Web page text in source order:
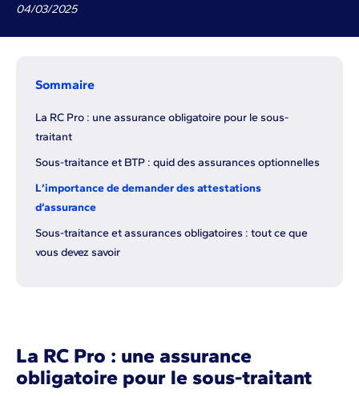
04/03/2025
Sommaire
La RC Pro : une assurance obligatoire pour le sous-
traitant
Sous-traitance et BTP : quid des assurances optionnelles
L’importance de demander des attestations
d’assurance
Sous-traitance et assurances obligatoires : tout ce que
vous devez savoir
La RC Pro : une assurance
obligatoire pour le sous-traitant